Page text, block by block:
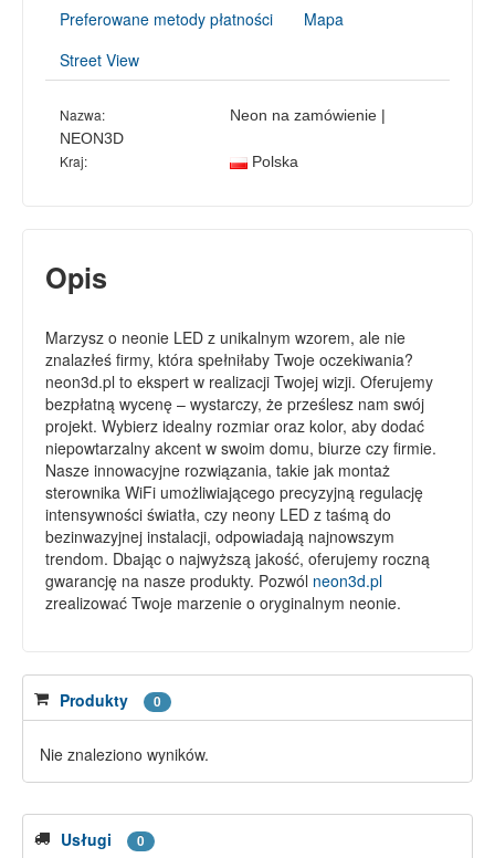
Preferowane metody płatności
Mapa
Street View
Nazwa:
Neon na zamówienie |
NEON3D
Kraj: Polska
Opis
Marzysz o neonie LED z unikalnym wzorem, ale nie
znalazłeś firmy, która spełniłaby Twoje oczekiwania?
neon3d.pl to ekspert w realizacji Twojej wizji. Oferujemy
bezpłatną wycenę – wystarczy, że prześlesz nam swój
projekt. Wybierz idealny rozmiar oraz kolor, aby dodać
niepowtarzalny akcent w swoim domu, biurze czy firmie.
Nasze innowacyjne rozwiązania, takie jak montaż
sterownika WiFi umożliwiającego precyzyjną regulację
intensywności światła, czy neony LED z taśmą do
bezinwazyjnej instalacji, odpowiadają najnowszym
trendom. Dbając o najwyższą jakość, oferujemy roczną
gwarancję na nasze produkty. Pozwól neon3d.pl
zrealizować Twoje marzenie o oryginalnym neonie.
Produkty 0
Nie znaleziono wyników.
Usługi 0